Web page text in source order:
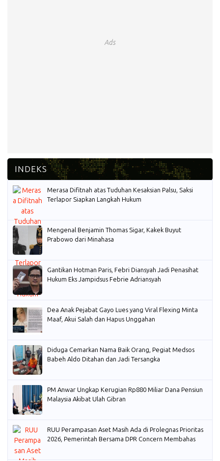
Ads
Merasa Difitnah atas Tuduhan Kesaksian Palsu, Saksi
Terlapor Siapkan Langkah Hukum
Mengenal Benjamin Thomas Sigar, Kakek Buyut
Prabowo dari Minahasa
Gantikan Hotman Paris, Febri Diansyah Jadi Penasihat
Hukum Eks Jampidsus Febrie Adriansyah
Dea Anak Pejabat Gayo Lues yang Viral Flexing Minta
Maaf, Akui Salah dan Hapus Unggahan
Diduga Cemarkan Nama Baik Orang, Pegiat Medsos
Babeh Aldo Ditahan dan Jadi Tersangka
PM Anwar Ungkap Kerugian Rp880 Miliar Dana Pensiun
Malaysia Akibat Ulah Gibran
RUU Perampasan Aset Masih Ada di Prolegnas Prioritas
2026, Pemerintah Bersama DPR Concern Membahas